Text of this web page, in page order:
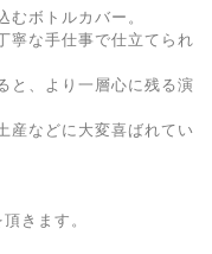
むボトルカバー。
寧な手仕事で仕立てられ
と、より一層心に残る演
産などに大変喜ばれてい
きます。